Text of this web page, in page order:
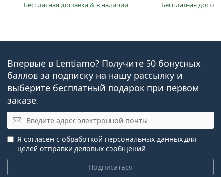
Бесплатная доставка& в наличии Бесплатная
Впервые в Lentiamo? Получите 50 бонусных
баллов за подписку на нашу рассылку и
выберите бесплатный подарок при первом
заказе.
Эл. почта
Подписаться
Я согласен с обработкой персональных данных для
целей отправки деловых сообщений